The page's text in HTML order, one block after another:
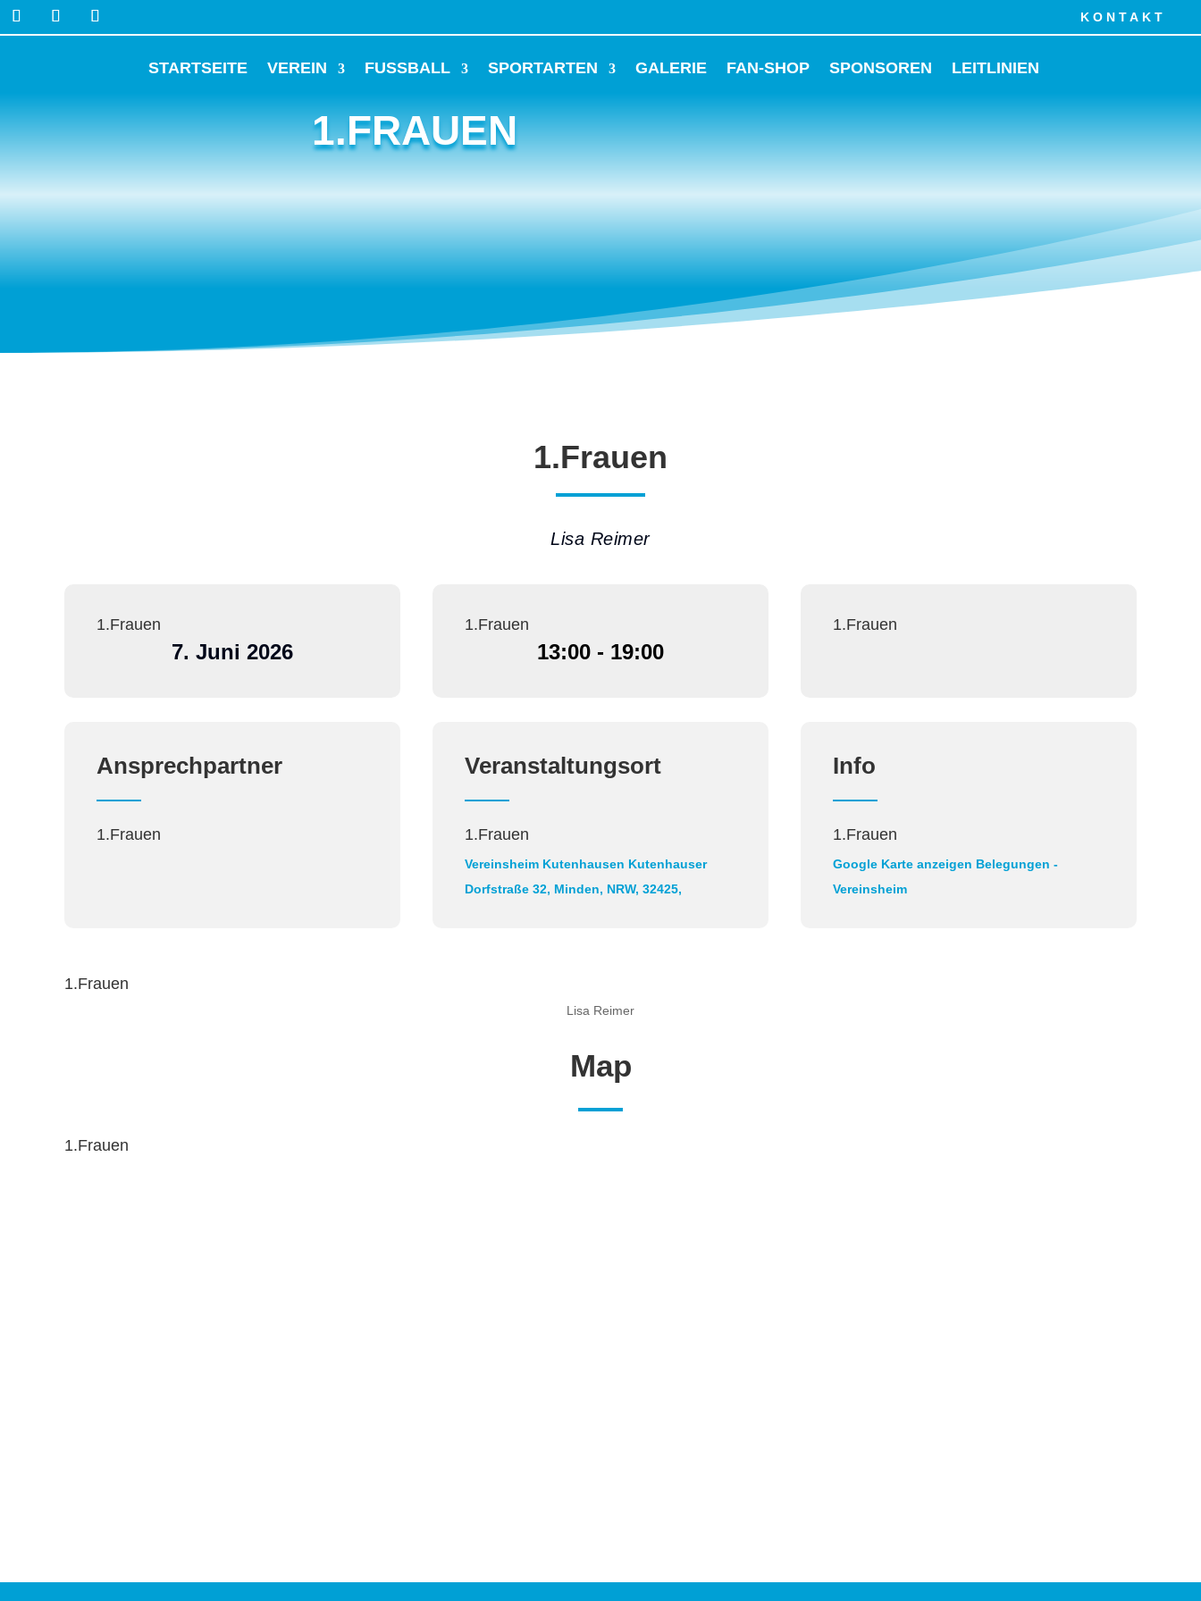
KONTAKT
STARTSEITE VEREIN FUSSBALL SPORTARTEN GALERIE FAN-SHOP SPONSOREN LEITLINIEN
1.FRAUEN
1.Frauen
Lisa Reimer
1.Frauen
7. Juni 2026
1.Frauen
13:00 - 19:00
1.Frauen
Ansprechpartner
1.Frauen
Veranstaltungsort
1.Frauen
Vereinsheim Kutenhausen Kutenhauser
Dorfstraße 32, Minden, NRW, 32425,
Info
1.Frauen
Google Karte anzeigen Belegungen -
Vereinsheim
1.Frauen
Lisa Reimer
Map
1.Frauen